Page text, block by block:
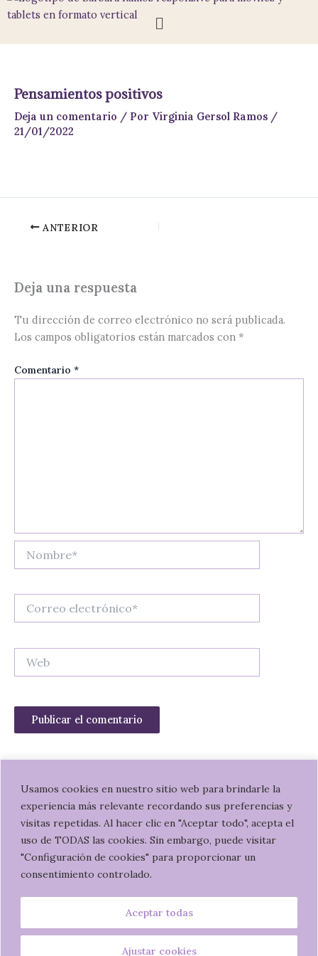
Usamos cookies en nuestro sitio web para brindarle la
experiencia más relevante recordando sus preferencias y
visitas repetidas. Al hacer clic en "Aceptar todo", acepta el
uso de TODAS las cookies. Sin embargo, puede visitar
"Configuración de cookies" para proporcionar un
consentimiento controlado.
Ajustar cookies
Aceptar todas
contenido
Menú
Pensamientos positivos
Deja un comentario / Por Virginia Gersol Ramos /
21/01/2022
ANTERIOR
Deja una respuesta
Tu dirección de correo electrónico no será publicada.
Los campos obligatorios están marcados con *
Comentario *
electrónico*
W
h
a
t
a
p
p
I
n
s
g
r
a
m
Política de privacidad